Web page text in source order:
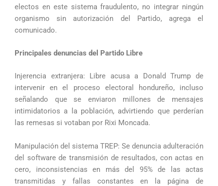
electos en este sistema fraudulento, no integrar ningún
organismo sin autorización del Partido, agrega el
comunicado.
Principales denuncias del Partido Libre
Injerencia extranjera: Libre acusa a Donald Trump de
intervenir en el proceso electoral hondureño, incluso
señalando que se enviaron millones de mensajes
intimidatorios a la población, advirtiendo que perderían
las remesas si votaban por Rixi Moncada.
Manipulación del sistema TREP: Se denuncia adulteración
del software de transmisión de resultados, con actas en
cero, inconsistencias en más del 95% de las actas
transmitidas y fallas constantes en la página de